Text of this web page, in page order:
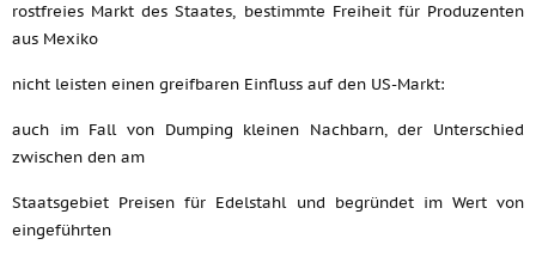
rostfreies Markt des Staates, bestimmte Freiheit für Produzenten
aus Mexiko
nicht leisten einen greifbaren Einfluss auf den US-Markt:
auch im Fall von Dumping kleinen Nachbarn, der Unterschied
zwischen den am
Staatsgebiet Preisen für Edelstahl und begründet im Wert von
eingeführten